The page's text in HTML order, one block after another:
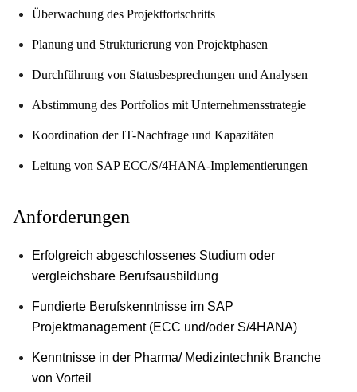
Überwachung des Projektfortschritts
Planung und Strukturierung von Projektphasen
Durchführung von Statusbesprechungen und Analysen
Abstimmung des Portfolios mit Unternehmensstrategie
Koordination der IT-Nachfrage und Kapazitäten
Leitung von SAP ECC/S/4HANA-Implementierungen
Anforderungen
Erfolgreich abgeschlossenes Studium oder
vergleichsbare Berufsausbildung
Fundierte Berufskenntnisse im SAP
Projektmanagement (ECC und/oder S/4HANA)
Kenntnisse in der Pharma/ Medizintechnik Branche
von Vorteil